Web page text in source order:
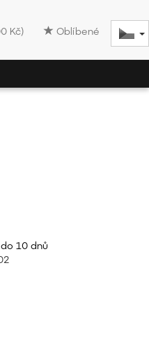
Kč) Oblíbené
10 dnů